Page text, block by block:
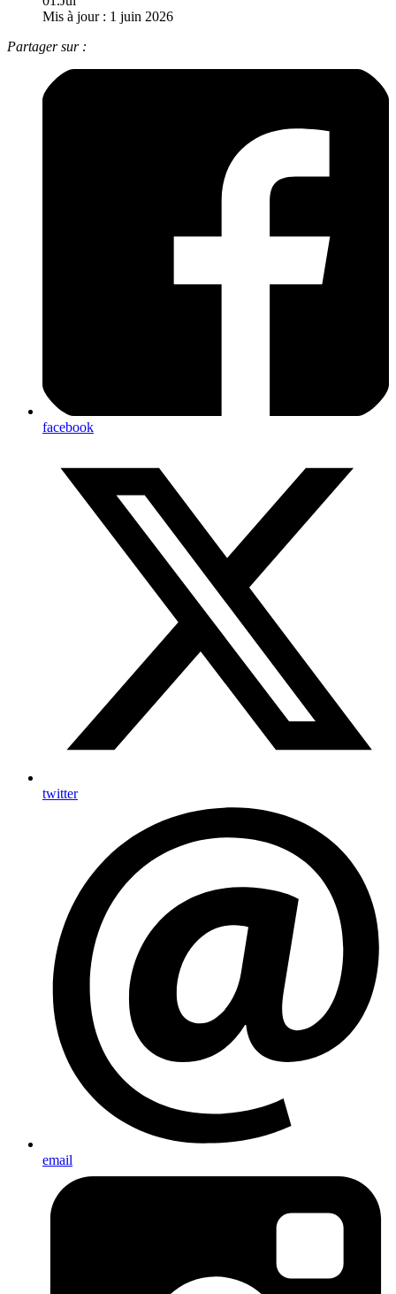
Mis à jour : 1 juin 2026
Partager sur :
facebook
twitter
email